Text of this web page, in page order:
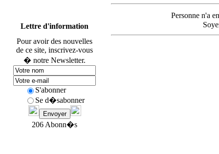
Lettre d'information
Pour avoir des nouvelles
de ce site, inscrivez-vous
� notre Newsletter.
S'abonner
Se d�sabonner
206 Abonn�s
Personne n'a